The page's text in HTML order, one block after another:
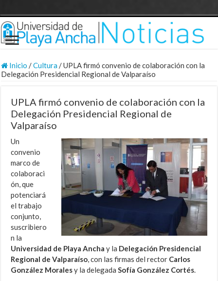
Inicio /Cultura/UPLA firmó convenio de colaboración con la
Delegación Presidencial Regional de Valparaíso
UPLA firmó convenio de colaboración con la
Delegación Presidencial Regional de
Valparaíso
Un
convenio
marco de
colaboraci
ón, que
potenciará
el trabajo
conjunto,
suscribiero
n la
Universidad de Playa Ancha y la Delegación Presidencial
Regional de Valparaíso, con las firmas del rector Carlos
González Moralesy la delegadaSofía González Cortés.